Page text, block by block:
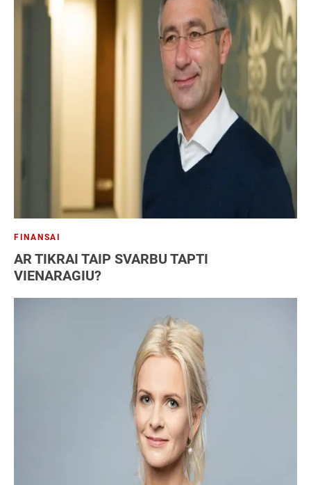
FINANSAI
AR TIKRAI TAIP SVARBU TAPTI
VIENARAGIU?